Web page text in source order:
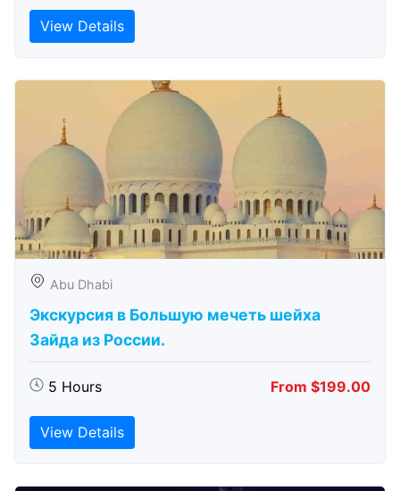
View Details
Abu Dhabi
Экскурсия в Большую мечеть шейха
Зайда из России.
5 Hours From $199.00
View Details